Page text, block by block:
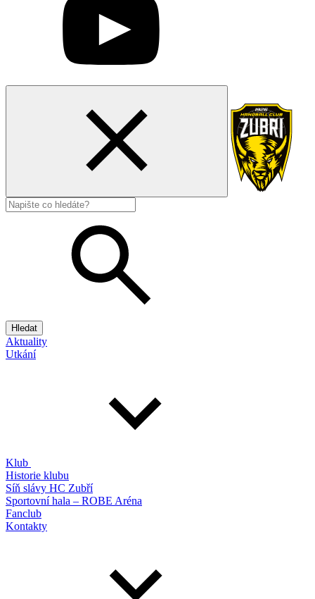
Hledat
Aktuality
Utkání
Klub
Historie klubu
Síň slávy HC Zubří
Sportovní hala – ROBE Aréna
Fanclub
Kontakty